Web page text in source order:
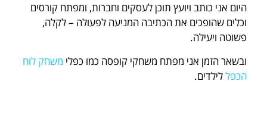
היום אני כותב ויועץ תוכן לעסקים וחברות, ומפתח קורסים
וכלים שהופכים את הכתיבה המניעה לפעולה – לקלה,
פשוטה ויעילה.
ובשאר הזמן אני מפתח משחקי קופסה כמו כפלי משחק לוח
הכפללילדים.